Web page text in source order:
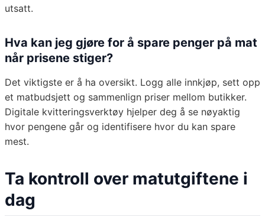
utsatt.
Hva kan jeg gjøre for å spare penger på mat
når prisene stiger?
Det viktigste er å ha oversikt. Logg alle innkjøp, sett opp
et matbudsjett og sammenlign priser mellom butikker.
Digitale kvitteringsverktøy hjelper deg å se nøyaktig
hvor pengene går og identifisere hvor du kan spare
mest.
Ta kontroll over matutgiftene i
dag